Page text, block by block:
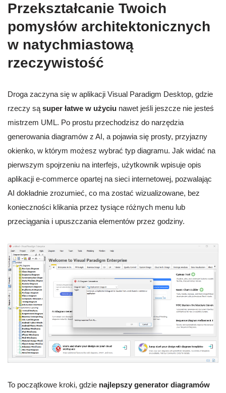
Przekształcanie Twoich
pomysłów architektonicznych
w natychmiastową
rzeczywistość
Droga zaczyna się w aplikacji Visual Paradigm Desktop, gdzie
rzeczy są super łatwe w użyciu nawet jeśli jeszcze nie jesteś
mistrzem UML. Po prostu przechodzisz do narzędzia
generowania diagramów z AI, a pojawia się prosty, przyjazny
okienko, w którym możesz wybrać typ diagramu. Jak widać na
pierwszym spojrzeniu na interfejs, użytkownik wpisuje opis
aplikacji e-commerce opartej na sieci internetowej, pozwalając
AI dokładnie zrozumieć, co ma zostać wizualizowane, bez
konieczności klikania przez tysiące różnych menu lub
przeciągania i upuszczania elementów przez godziny.
To początkowe kroki, gdzie najlepszy generator diagramów